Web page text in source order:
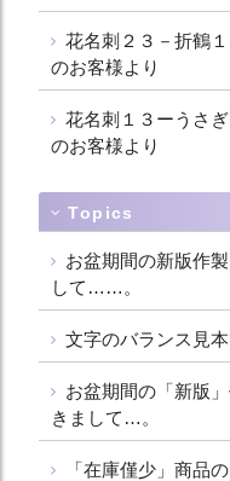
花名刺２３－折鶴
のお客様より
花名刺１３ーうさ
のお客様より
Topics
お盆期間の新版作
して……。
文字のバランス見本
お盆期間の「新版
きまして…。
「在庫僅少」商品